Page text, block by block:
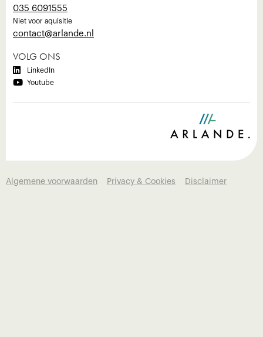
035 6091555
Niet voor aquisitie
‍contact@arlande.nl
VOLG ONS
 LinkedIn
 Youtube
Algemene voorwaarden Privacy & Cookies Disclaimer